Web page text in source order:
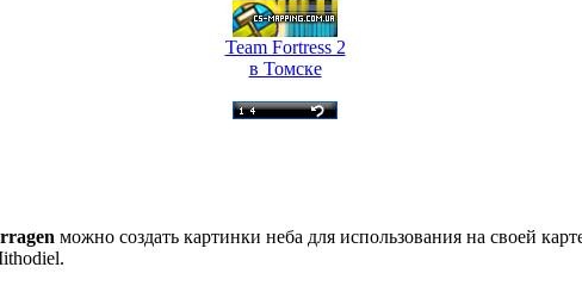
Team Fortress 2
в Томске
можно создать картинки неба для использования на своей